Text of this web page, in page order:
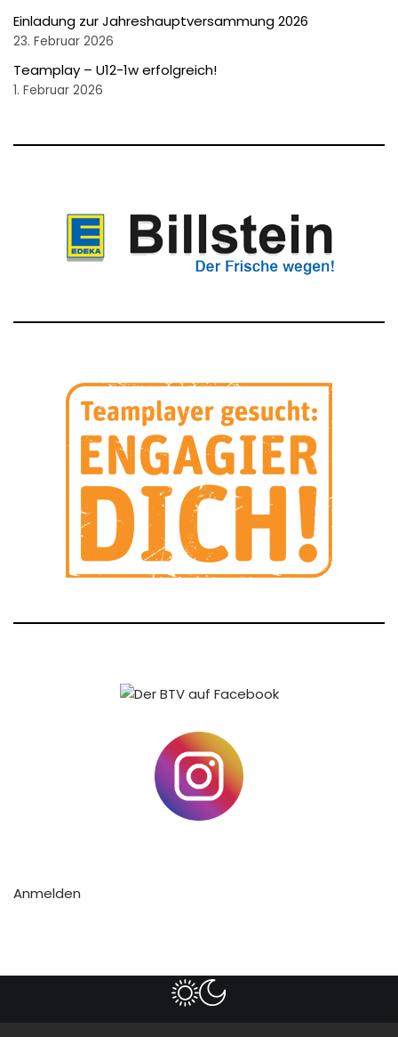
Einladung zur Jahreshauptversammung 2026
23. Februar 2026
Teamplay – U12-1w erfolgreich!
1. Februar 2026
Anmelden